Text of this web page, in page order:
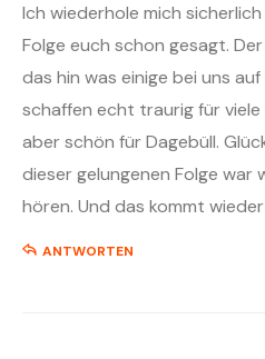
Ich wiederhole mich
Folge euch schon gesagt.
das hin was einige bei uns
schaffen echt traurig für viele
aber schön für Dagebüll.
dieser gelungenen Folge war
hören. Und das kommt
ANTWORTEN